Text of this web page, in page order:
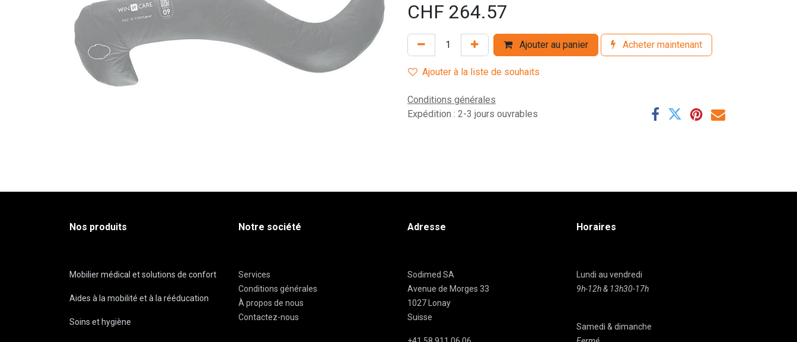
CHF 264.57
Ajouter au panier Acheter maintenant
Ajouter à la liste de souhaits
Conditions générales
Expédition : 2-3 jours ouvrables
Nos produits
Mobilier médical et solutions de confort
Aides à la mobilité et à la rééducation
Soins et hygiène
Notre société
Services
Conditions générales
À propos de nous
Contactez-nous
Adresse
Sodimed SA
Avenue de Morges 33
1027 Lonay
Suisse
Horaires
Lundi au vendredi
9h-12h & 13h30-17h
Samedi & dimanche